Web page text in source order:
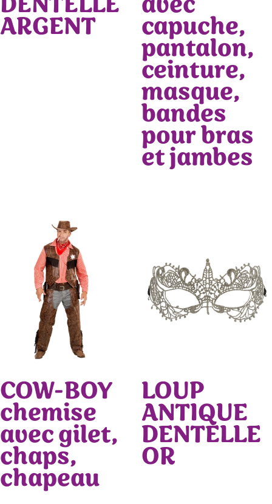
ARGENT capuche,
pantalon,
ceinture,
masque,
bandes
pour bras
et jambes
COW-BOY
chemise
avec gilet,
chaps,
chapeau
LOUP
ANTIQUE
DENTELLE
OR